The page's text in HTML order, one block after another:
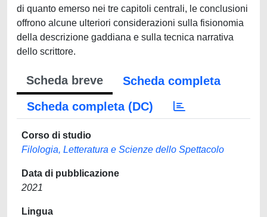
di quanto emerso nei tre capitoli centrali, le conclusioni
offrono alcune ulteriori considerazioni sulla fisionomia
della descrizione gaddiana e sulla tecnica narrativa
dello scrittore.
Scheda breve
Scheda completa
Scheda completa (DC)
Corso di studio
Filologia, Letteratura e Scienze dello Spettacolo
Data di pubblicazione
2021
Lingua